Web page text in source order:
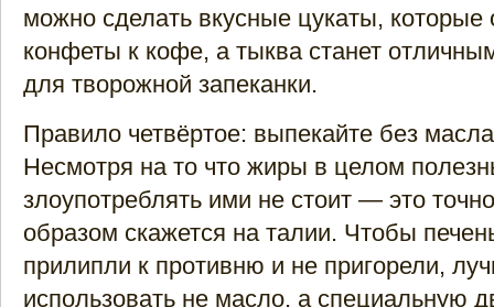
можно сделать вкусные цукаты, которые
конфеты к кофе, а тыква станет
для творожной запеканки.
Правило четвёртое: выпекайте без масла
Несмотря на то что жиры в целом
злоупотреблять ими не стоит — это
образом скажется на талии. Чтобы
прилипли к противню и не пригорели,
использовать не масло, а специальную